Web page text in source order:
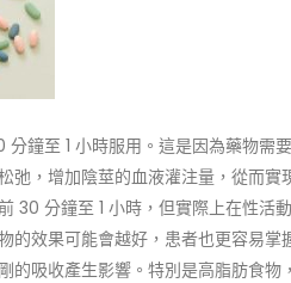
分鐘至 1 小時服用。這是因為藥物需
弛，增加陰莖的血液灌注量，從而實
30 分鐘至 1 小時，但實際上在性
的效果可能會越好，患者也更容易
的吸收產生影響。特別是高脂肪食